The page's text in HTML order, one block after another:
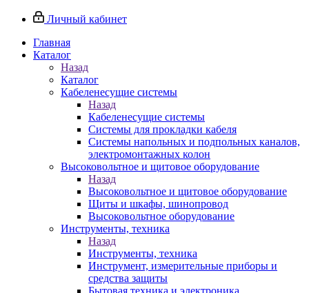
Личный кабинет
Главная
Каталог
Назад
Каталог
Кабеленесущие системы
Назад
Кабеленесущие системы
Системы для прокладки кабеля
Системы напольных и подпольных каналов,
электромонтажных колон
Высоковольтное и щитовое оборудование
Назад
Высоковольтное и щитовое оборудование
Щиты и шкафы, шинопровод
Высоковольтное оборудование
Инструменты, техника
Назад
Инструменты, техника
Инструмент, измерительные приборы и
средства защиты
Бытовая техника и электроника